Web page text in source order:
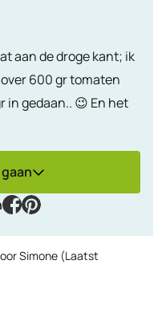
aan de droge kant; ik
600 gr tomaten
in gedaan.. 😉 En het
facebook
pinterest
Simone (Laatst